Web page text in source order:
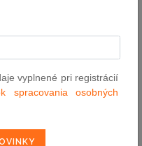
vyplnené pri registrácií
spracovania osobných